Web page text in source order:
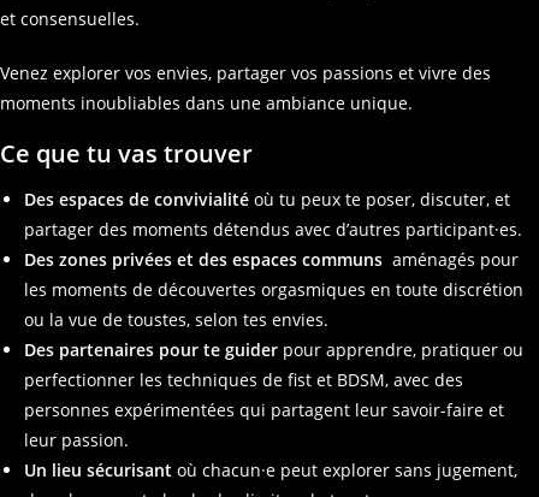
et consensuelles.
Venez explorer vos envies, partager vos passions et vivre des
moments inoubliables dans une ambiance unique.
Ce que tu vas trouver
Des espaces de convivialité où tu peux te poser, discuter, et
partager des moments détendus avec d’autres participant·es.
Des zones privées et des espaces communs aménagés pour
les moments de découvertes orgasmiques en toute discrétion
ou la vue de toustes, selon tes envies.
Des partenaires pour te guider pour apprendre, pratiquer ou
perfectionner les techniques de fist et BDSM, avec des
personnes expérimentées qui partagent leur savoir-faire et
leur passion.
Un lieu sécurisant où chacun·e peut explorer sans jugement,